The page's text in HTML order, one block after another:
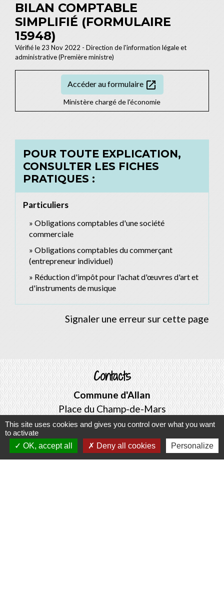
BILAN COMPTABLE
SIMPLIFIÉ (FORMULAIRE
15948)
Vérifié le 23 Nov 2022 - Direction de l'information légale et
administrative (Première ministre)
Accéder au formulaire open_in_new
Ministère chargé de l'économie
POUR TOUTE EXPLICATION,
CONSULTER LES FICHES
PRATIQUES :
Particuliers
Obligations comptables d'une société
commerciale
Obligations comptables du commerçant
(entrepreneur individuel)
Réduction d'impôt pour l'achat d'œuvres d'art et
d'instruments de musique
Signaler une erreur sur cette page
Contacts
Commune d'Allan
Place du Champ-de-Mars
26780 Allan - FRANCE
+33 4 75 46 60 62
Contact par formulaire
This site uses cookies and gives you control over what you want
to activate
OK, accept all
Deny all cookies Personalize